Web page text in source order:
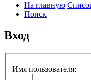
На главную
Поиск
Вход
Имя пользователя: